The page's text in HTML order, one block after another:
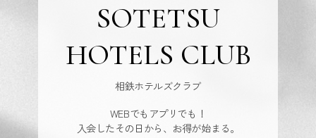
SOTETSU
HOTELS CLUB
相鉄ホテルズクラブ
WEBでもアプリでも！
入会したその日から、お得が始まる。